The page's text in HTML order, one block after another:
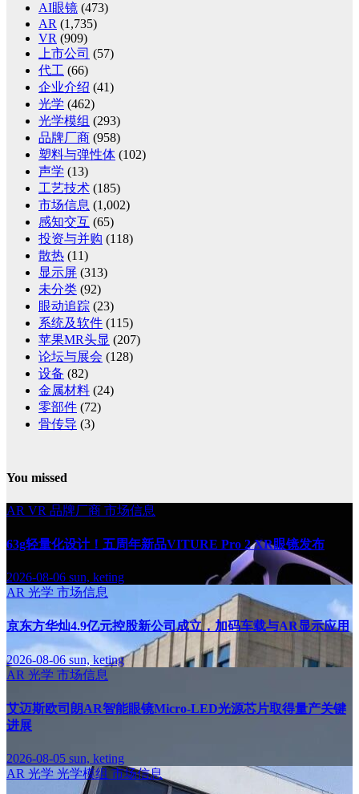
AI眼镜 (473)
AR (1,735)
VR (909)
上市公司 (57)
代工 (66)
企业介绍 (41)
光学 (462)
光学模组 (293)
品牌厂商 (958)
塑料与弹性体 (102)
声学 (13)
工艺技术 (185)
市场信息 (1,002)
感知交互 (65)
投资与并购 (118)
散热 (11)
显示屏 (313)
未分类 (92)
眼动追踪 (23)
系统及软件 (115)
苹果MR头显 (207)
论坛与展会 (128)
设备 (82)
金属材料 (24)
零部件 (72)
骨传导 (3)
You missed
AR VR 品牌厂商 市场信息
63g轻量化设计！五周年新品VITURE Pro 2 XR眼镜发布
2026-08-06 sun, keting
AR 光学 市场信息
京东方华灿4.9亿元控股新公司成立，加码车载与AR显示应用
2026-08-06sun, keting
AR 光学 市场信息
艾迈斯欧司朗AR智能眼镜Micro-LED光源芯片取得量产关键
进展
2026-08-05 sun, keting
AR 光学 光学模组 市场信息